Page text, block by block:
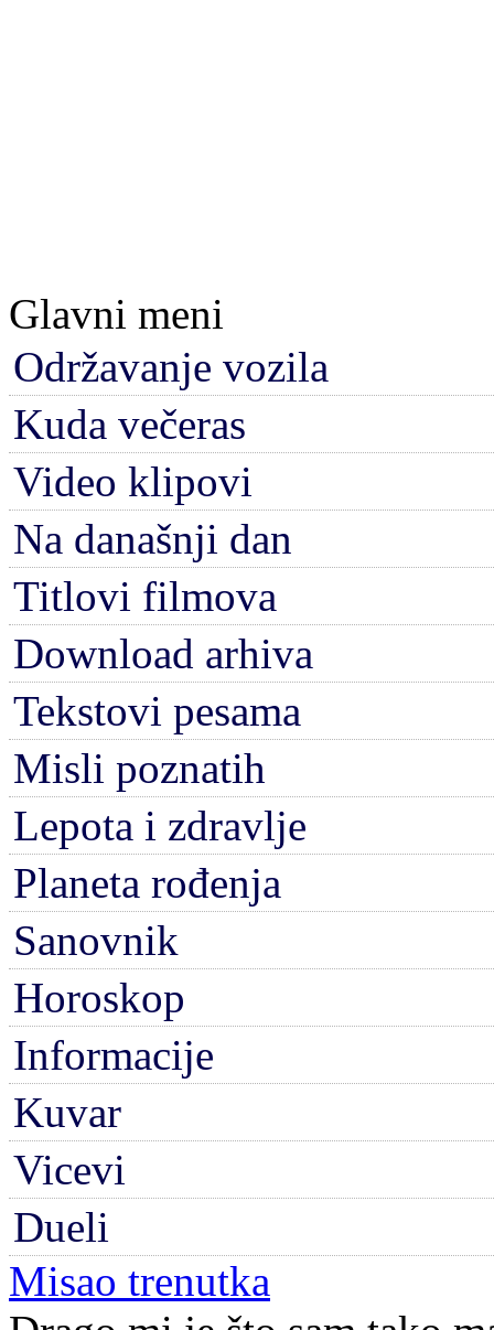
Glavni meni
Održavanje vozila
Kuda večeras
Video klipovi
Na današnji dan
Titlovi filmova
Download arhiva
Tekstovi pesama
Misli poznatih
Lepota i zdravlje
Planeta rođenja
Sanovnik
Horoskop
Informacije
Kuvar
Vicevi
Dueli
Misao trenutka